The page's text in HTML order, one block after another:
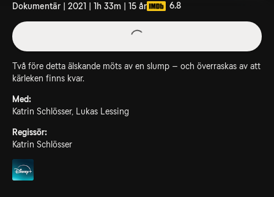
Dokumentär | 2021 | 1h 33m | 15 år 6.8
Två före detta älskande möts av en slump – och överraskas av att
kärleken finns kvar.
Med:
Katrin Schlösser, Lukas Lessing
Regissör:
Katrin Schlösser